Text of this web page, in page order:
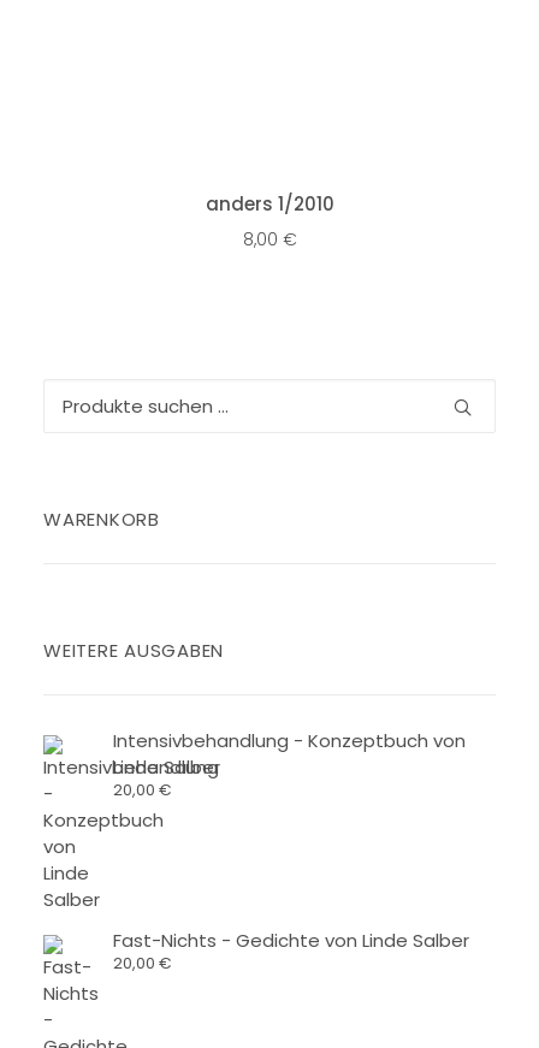
IN DEN WARENKORB
anders 1/2010
8,00 €
Suchen
WARENKORB
WEITERE AUSGABEN
Intensivbehandlung - Konzeptbuch von
Linde Salber
20,00 €
Fast-Nichts - Gedichte von Linde Salber
20,00 €